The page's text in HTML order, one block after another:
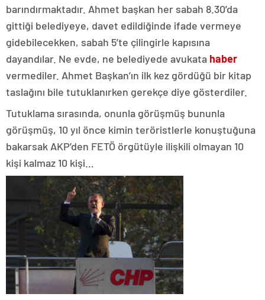
barındırmaktadır. Ahmet başkan her sabah 8.30’da
gittiği belediyeye, davet edildiğinde ifade vermeye
gidebilecekken, sabah 5’te çilingirle kapısına
dayandılar. Ne evde, ne belediyede avukata haber
vermediler. Ahmet Başkan’ın ilk kez gördüğü bir kitap
taslağını bile tutuklanırken gerekçe diye gösterdiler.
Tutuklama sırasında, onunla görüşmüş bununla
görüşmüş, 10 yıl önce kimin teröristlerle konuştuğuna
bakarsak AKP’den FETÖ örgütüyle ilişkili olmayan 10
kişi kalmaz 10 kişi…